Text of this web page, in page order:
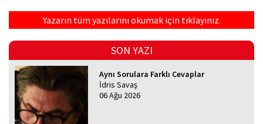
Yazarın tüm yazılarını okumak için tıklayınız.
SON YAZI
Aynı Sorulara Farklı Cevaplar
İdris Savaş
06 Ağu 2026